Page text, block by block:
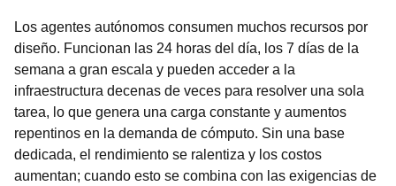
Los agentes autónomos consumen muchos recursos por
diseño. Funcionan las 24 horas del día, los 7 días de la
semana a gran escala y pueden acceder a la
infraestructura decenas de veces para resolver una sola
tarea, lo que genera una carga constante y aumentos
repentinos en la demanda de cómputo. Sin una base
dedicada, el rendimiento se ralentiza y los costos
aumentan; cuando esto se combina con las exigencias de